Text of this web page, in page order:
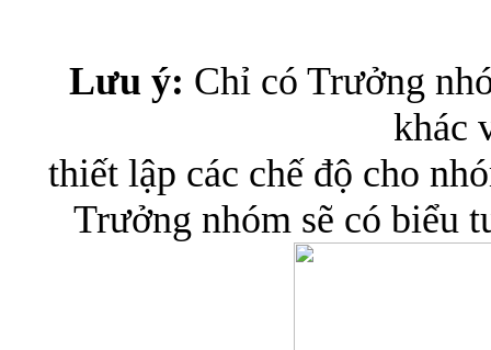
Lưu ý: Chỉ có Trưởng
khác
thiết lập các chế độ cho
Trưởng nhóm sẽ có biểu